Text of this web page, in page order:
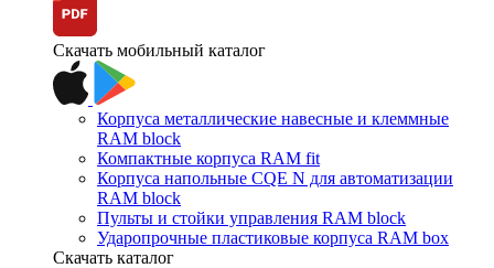
Скачать мобильный каталог
Корпуса металлические навесные и клеммные
RAM block
Компактные корпуса RAM fit
Корпуса напольные CQE N для автоматизации
RAM block
Пульты и стойки управления RAM block
Ударопрочные пластиковые корпуса RAM box
Скачать каталог